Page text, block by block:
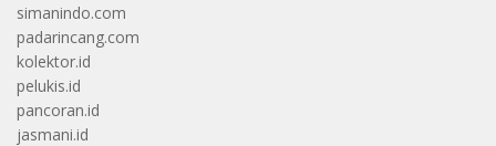
simanindo.com
padarincang.com
kolektor.id
pelukis.id
pancoran.id
jasmani.id